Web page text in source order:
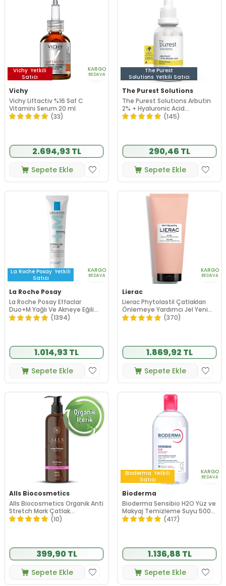
Vichy Yetkili
Satıcı
KARGO
BEDAVA
Vichy
Vichy Liftactiv %16 Saf C
Vitamini Serum 20 ml
(33)
2.694,93 TL
Sepete Ekle
The Purest
Solutions Yetkili Satıcı
The Purest Solutions
The Purest Solutions Arbutin
2% + Hyaluronic Acid
Brightening Serum 30 ml
(145)
290,46 TL
Sepete Ekle
La Roche Posay Yetkili
Satıcı
KARGO
BEDAVA
La Roche Posay
La Roche Posay Effaclar
Duo+M Yağlı Ve Akneye Eğilimli
Ciltler için Yüz Bakım Kremi 40
(1394)
1.014,93 TL
Sepete Ekle
KARGO
BEDAVA
Lierac
Lierac Phytolastil Çatlakları
Önlemeye Yardımcı Jel Yeni
200 ml
(370)
1.869,92 TL
Sepete Ekle
Alls Biocosmetics
Alls Biocosmetics Organik Anti
Stretch Mark Çatlak
Önlemeye Yardımcı Jel 350 ml
(10)
399,90 TL
Sepete Ekle
Bioderma Yetkili
Satıcı
KARGO
BEDAVA
Bioderma
Bioderma Sensibio H2O Yüz ve
Makyaj Temizleme Suyu 500
ml
(417)
1.136,88 TL
Sepete Ekle